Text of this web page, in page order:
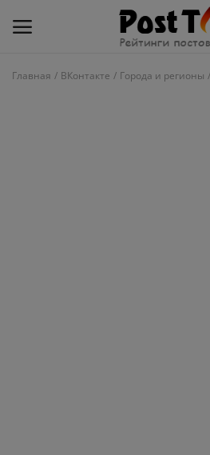
Главная ВКонтакте Города и регионы